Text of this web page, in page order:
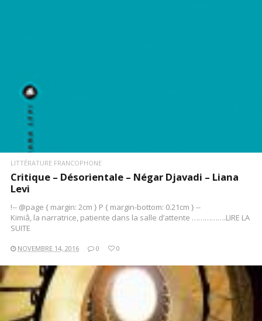
LITTÉRATURE FRANCOPHONE
Critique – Désorientale – Négar Djavadi – Liana
Levi
!-- @page { margin: 2cm } P { margin-bottom: 0.21cm } --
Kimiâ, la narratrice, patiente dans la salle d’attente …………….LIRE LA
SUITE
NOVEMBRE 14, 2016 0 0